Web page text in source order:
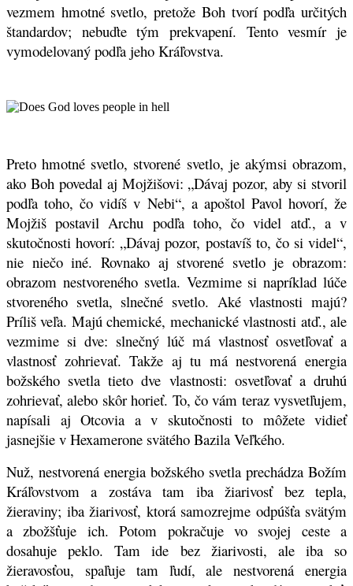
vezmem hmotné svetlo, pretože Boh tvorí podľa určitých
štandardov; nebuďte tým prekvapení. Tento vesmír je
vymodelovaný podľa jeho Kráľovstva.
Preto hmotné svetlo, stvorené svetlo, je akýmsi obrazom,
ako Boh povedal aj Mojžišovi: „Dávaj pozor, aby si stvoril
podľa toho, čo vidíš v Nebi“, a apoštol Pavol hovorí, že
Mojžiš postavil Archu podľa toho, čo videl atď., a v
skutočnosti hovorí: „Dávaj pozor, postavíš to, čo si videl“,
nie niečo iné. Rovnako aj stvorené svetlo je obrazom:
obrazom nestvoreného svetla. Vezmime si napríklad lúče
stvoreného svetla, slnečné svetlo. Aké vlastnosti majú?
Príliš veľa. Majú chemické, mechanické vlastnosti atď., ale
vezmime si dve: slnečný lúč má vlastnosť osvetľovať a
vlastnosť zohrievať. Takže aj tu má nestvorená energia
božského svetla tieto dve vlastnosti: osvetľovať a druhú
zohrievať, alebo skôr horieť. To, čo vám teraz vysvetľujem,
napísali aj Otcovia a v skutočnosti to môžete vidieť
jasnejšie v Hexamerone svätého Bazila Veľkého.
Nuž, nestvorená energia božského svetla prechádza Božím
Kráľovstvom a zostáva tam iba žiarivosť bez tepla,
žieraviny; iba žiarivosť, ktorá samozrejme odpúšťa svätým
a zbožšťuje ich. Potom pokračuje vo svojej ceste a
dosahuje peklo. Tam ide bez žiarivosti, ale iba so
žieravosťou, spaľuje tam ľudí, ale nestvorená energia